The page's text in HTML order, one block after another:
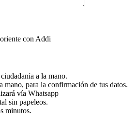
a la mano.
mano, para la confirmación de tus datos.
vía Whatsapp
sin papeleos.
minutos.